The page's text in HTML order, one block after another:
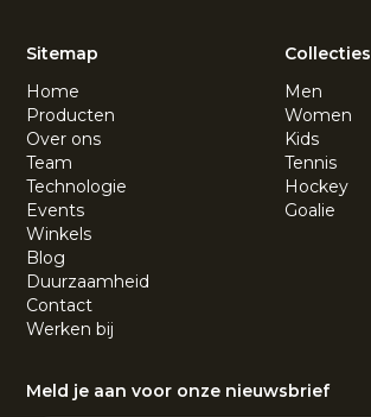
Sitemap
Home
Producten
Over ons
Team
Technologie
Events
Winkels
Blog
Duurzaamheid
Contact
Werken bij
Collecties
Men
Women
Kids
Tennis
Hockey
Goalie
Meld je aan voor onze nieuwsbrief